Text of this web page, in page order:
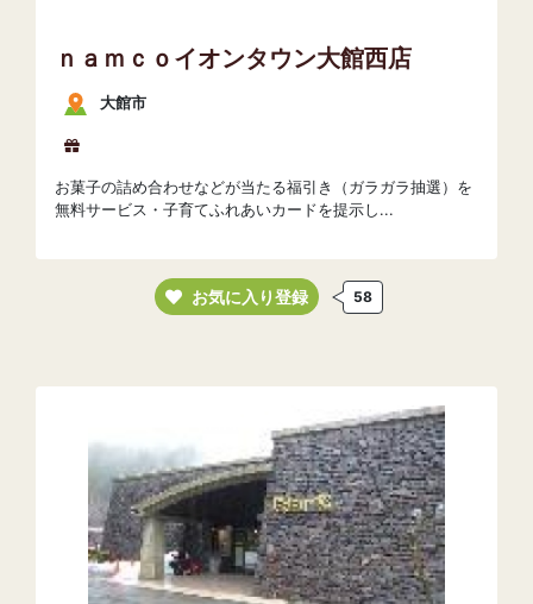
ｎａｍｃｏイオンタウン大館西店
大館市
お菓子の詰め合わせなどが当たる福引き（ガラガラ抽選）を
無料サービス・子育てふれあいカードを提示し...
お気に入り登録 58